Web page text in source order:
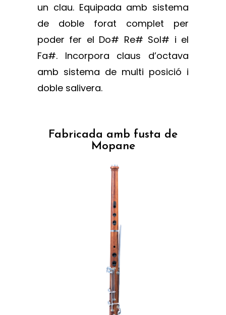
un clau. Equipada amb sistema
de doble forat complet per
poder fer el Do# Re# Sol# i el
Fa#. Incorpora claus d’octava
amb sistema de multi posició i
doble salivera.
Fabricada amb fusta de
Mopane